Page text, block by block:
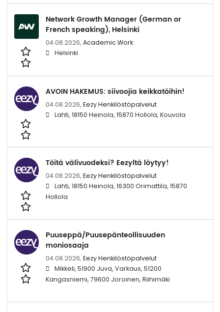
Network Growth Manager (German or
French speaking), Helsinki
04.08.2026, Academic Work
Helsinki
AVOIN HAKEMUS: siivoojia keikkatöihin!
04.08.2026, Eezy Henkilöstöpalvelut
Lahti, 18150 Heinola, 15870 Hollola, Kouvola
Töitä välivuodeksi? Eezyltä löytyy!
04.08.2026, Eezy Henkilöstöpalvelut
Lahti, 18150 Heinola, 16300 Orimattila, 15870
Hollola
Puuseppä/Puusepänteollisuuden
moniosaaja
04.08.2026, Eezy Henkilöstöpalvelut
Mikkeli, 51900 Juva, Varkaus, 51200
Kangasniemi, 79600 Joroinen, Riihimäki